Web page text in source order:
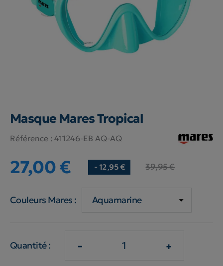
Masque Mares Tropical
Référence : 411246-EB AQ-AQ
27,00 € - 12,95 € 39,95 €
Couleurs Mares :
Quantité : - +